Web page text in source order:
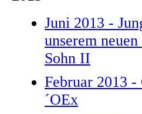
Juni 2013 -
unserem
Sohn II
Februar 2013 -
´OEx